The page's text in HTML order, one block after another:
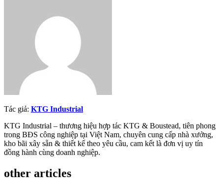
Tác giả: KTG Industrial
KTG Industrial – thương hiệu hợp tác KTG & Boustead, tiên phong
trong BĐS công nghiệp tại Việt Nam, chuyên cung cấp nhà xưởng,
kho bãi xây sẵn & thiết kế theo yêu cầu, cam kết là đơn vị uy tín
đồng hành cùng doanh nghiệp.
other articles